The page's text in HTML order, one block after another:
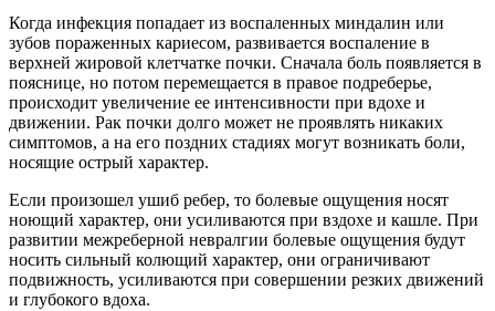
Когда инфекция попадает из воспаленных миндалин или
зубов пораженных кариесом, развивается воспаление в
верхней жировой клетчатке почки. Сначала боль появляется в
пояснице, но потом перемещается в правое подреберье,
происходит увеличение ее интенсивности при вдохе и
движении. Рак почки долго может не проявлять никаких
симптомов, а на его поздних стадиях могут возникать боли,
носящие острый характер.
Если произошел ушиб ребер, то болевые ощущения носят
ноющий характер, они усиливаются при вздохе и кашле. При
развитии межреберной невралгии болевые ощущения будут
носить сильный колющий характер, они ограничивают
подвижность, усиливаются при совершении резких движений
и глубокого вдоха.